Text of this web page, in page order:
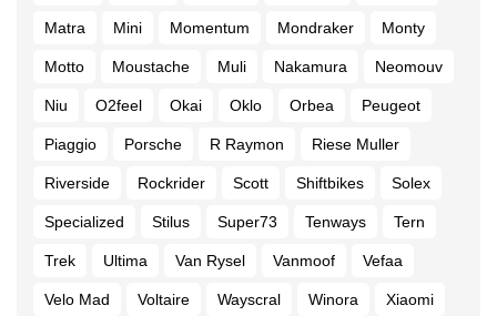
Matra Mini Momentum Mondraker Monty
Motto Moustache Muli Nakamura Neomouv
Niu O2feel Okai Oklo Orbea Peugeot
Piaggio Porsche R Raymon Riese Muller
Riverside Rockrider Scott Shiftbikes Solex
Specialized Stilus Super73 Tenways Tern
Trek Ultima Van Rysel Vanmoof Vefaa
Velo Mad Voltaire Wayscral Winora Xiaomi